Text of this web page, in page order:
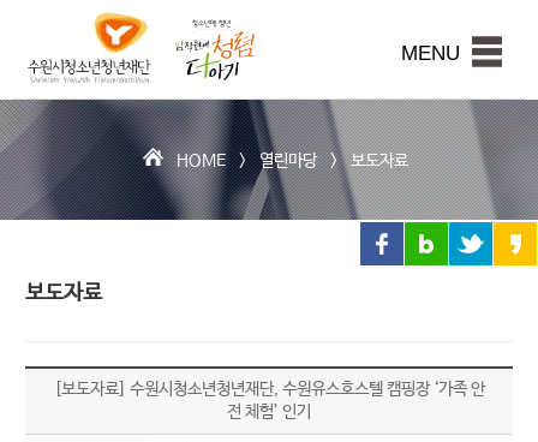
본문내용 바로가기
시
청
소
년
청
년
재
단
MENU
HOME >열린마당>보도자료
보도자료
[보도자료] 수원시청소년청년재단, 수원유스호스텔 캠핑장 ‘가족 안
전 체험’ 인기